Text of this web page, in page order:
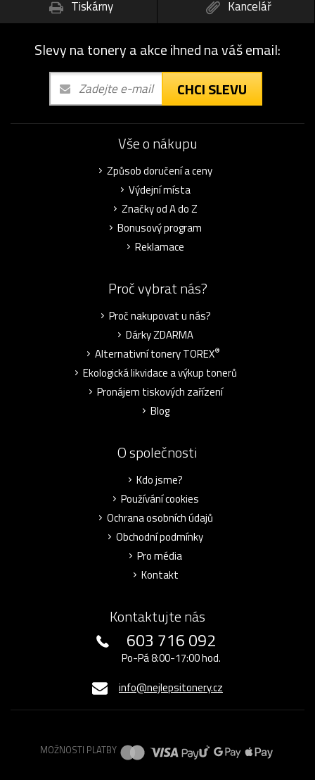
Tiskárny
Kancelář
Slevy na tonery a akce ihned na váš email:
CHCI SLEVU
Vše o nákupu
Způsob doručení a ceny
Výdejní místa
Značky od A do Z
Bonusový program
Reklamace
Proč vybrat nás?
Proč nakupovat u nás?
Dárky ZDARMA
Alternativní tonery TOREX®
Ekologická likvidace a výkup tonerů
Pronájem tiskových zařízení
Blog
O společnosti
Kdo jsme?
Používání cookies
Ochrana osobních údajů
Obchodní podmínky
Pro média
Kontakt
Kontaktujte nás
603 716 092
Po-Pá 8:00-17:00 hod.
info@nejlepsitonery.cz
MOŽNOSTI PLATBY